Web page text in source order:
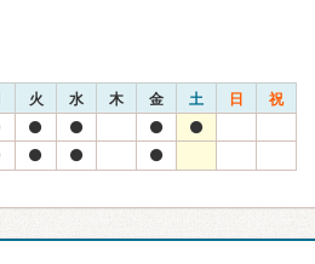
火 水 木 金 土 日 祝